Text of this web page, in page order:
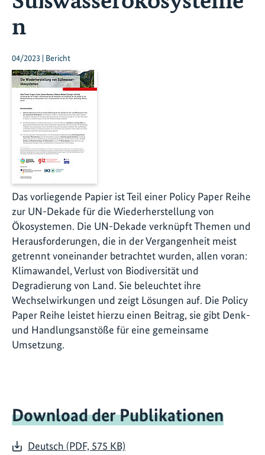
n
04/2023 | Bericht
Das vorliegende Papier ist Teil einer Policy Paper Reihe
zur UN-Dekade für die Wiederherstellung von
Ökosystemen. Die UN-Dekade verknüpft Themen und
Herausforderungen, die in der Vergangenheit meist
getrennt voneinander betrachtet wurden, allen voran:
Klimawandel, Verlust von Biodiversität und
Degradierung von Land. Sie beleuchtet ihre
Wechselwirkungen und zeigt Lösungen auf. Die Policy
Paper Reihe leistet hierzu einen Beitrag, sie gibt Denk-
und Handlungsanstöße für eine gemeinsame
Umsetzung.
Download der Publikationen
Deutsch (PDF, 575 KB)